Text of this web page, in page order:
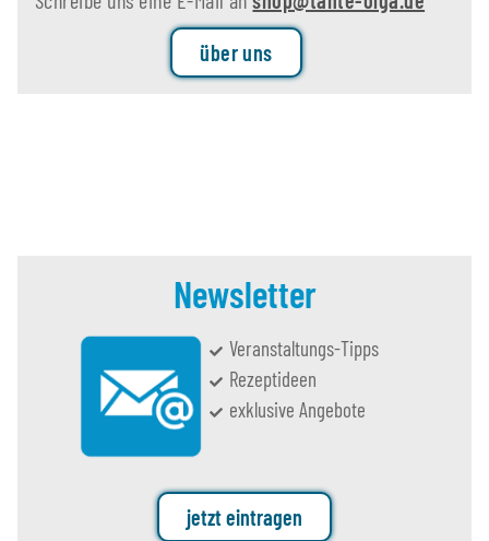
über uns
Newsletter
Veranstaltungs-Tipps
Rezeptideen
exklusive Angebote
jetzt eintragen